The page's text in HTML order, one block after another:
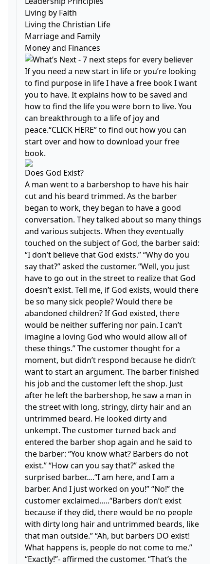
Living by Faith
Living the Christian Life
Marriage and Family
Money and Finances
If you need a new start in life or you’re looking
to find purpose in life I have a free book I want
you to have. It explains how to be saved and
how to find the life you were born to live. You
can breakthrough to a life of joy and
peace.“CLICK HERE” to find out how you can
start over and how to download your free
book.
Does God Exist?
A man went to a barbershop to have his hair
cut and his beard trimmed. As the barber
began to work, they began to have a good
conversation. They talked about so many things
and various subjects. When they eventually
touched on the subject of God, the barber said:
“I don’t believe that God exists.” “Why do you
say that?” asked the customer. “Well, you just
have to go out in the street to realize that God
doesn’t exist. Tell me, if God exists, would there
be so many sick people? Would there be
abandoned children? If God existed, there
would be neither suffering nor pain. I can’t
imagine a loving God who would allow all of
these things.” The customer thought for a
moment, but didn’t respond because he didn’t
want to start an argument. The barber finished
his job and the customer left the shop. Just
after he left the barbershop, he saw a man in
the street with long, stringy, dirty hair and an
untrimmed beard. He looked dirty and
unkempt. The customer turned back and
entered the barber shop again and he said to
the barber: “You know what? Barbers do not
exist.” “How can you say that?” asked the
surprised barber….“I am here, and I am a
barber. And I just worked on you!” “No!” the
customer exclaimed…..“Barbers don’t exist
because if they did, there would be no people
with dirty long hair and untrimmed beards, like
that man outside.” “Ah, but barbers DO exist!
What happens is, people do not come to me.”
“Exactly!”- affirmed the customer. “That’s the